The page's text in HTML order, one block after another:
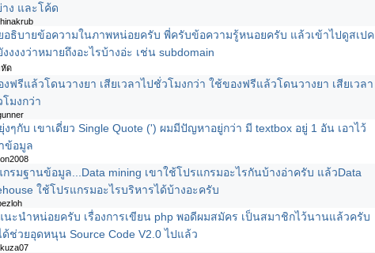
าง และโค้ด
อธิบายข้อความในภาพหน่อยครับ พี่ครับข้อความรู้หนอยครับ แล้วเข้าไปดูสเปค
งงงว่าหมายถึงอะไรบ้างอ่ะ เช่น subdomain
ด
ฟรีแล้วโดนวางยา เสียเวลาไปชั่วโมงกว่า ใช้ของฟรีแล้วโดนวางยา เสียเวลา
มงกว่า
งๆกับ เขาเดี่ยว Single Quote (') ผมมีปัญหาอยู่กว่า มี textbox อยู่ 1 อัน เอาไว้
ข้อมูล
รมฐานข้อมูล...Data mining เขาใช้โปรแกรมอะไรกันบ้างอ่าครับ แล้วData
ใช้โปรแกรมอะไรบริหารได้บ้างอะครับ
นะนำหน่อยครับ เรื่องการเขียน php พอดีผมสมัคร เป็นสมาชิกไว้นานแล้วครับ
ด้ช่วยอุดหนุน Source Code V2.0 ไปแล้ว